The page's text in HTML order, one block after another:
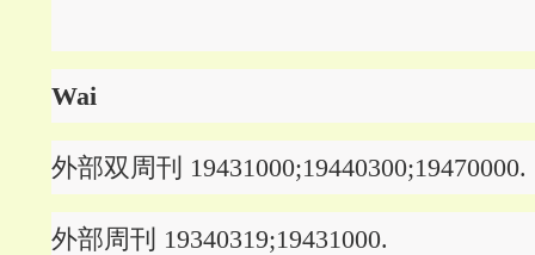
Wai
外部双周刊 19431000;19440300;19470000.
外部周刊 19340319;19431000.